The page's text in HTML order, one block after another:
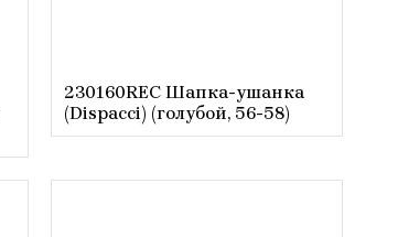
230160REC Шапка-ушанка
(Dispacci) (голубой, 56-58)